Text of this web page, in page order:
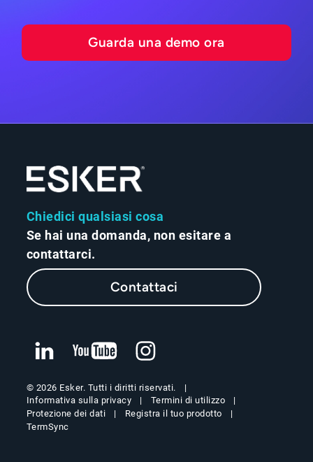
Guarda una demo ora
Chiedici qualsiasi cosa
Se hai una domanda, non esitare a
contattarci.
Contattaci
© 2026 Esker. Tutti i diritti riservati.
Informativa sulla privacy
Termini di utilizzo
Protezione dei dati
Registra il tuo prodotto
TermSync